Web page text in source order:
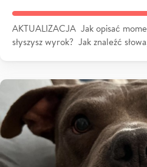
AKTUALIZACJA Jak opisać
słyszysz wyrok? Jak znaleźć